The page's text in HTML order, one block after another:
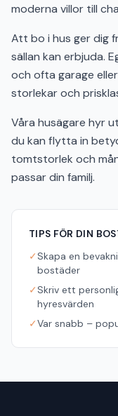
moderna villor till
Att bo i hus ger dig
sällan kan erbjuda.
och ofta garage
storlekar och
Våra husägare hyr
du kan flytta in
tomtstorlek och
passar din familj.
TIPS FÖR DIN
✓Skapa en
bostäder
✓Skriv ett
hyresvärden
✓Var snabb –